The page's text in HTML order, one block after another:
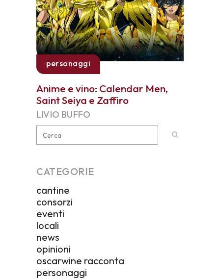
personaggi
Anime e vino: Calendar Men,
Saint Seiya e Zaffiro
LIVIO BUFFO
CATEGORIE
cantine
consorzi
eventi
locali
news
opinioni
oscarwine racconta
personaggi